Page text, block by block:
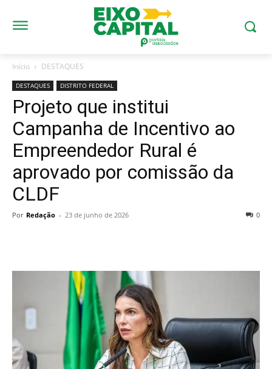
Início DESTAQUES
DESTAQUES DISTRITO FEDERAL
Projeto que institui
Campanha de Incentivo ao
Empreendedor Rural é
aprovado por comissão da
CLDF
Por Redação - 23 de junho de 2026 0